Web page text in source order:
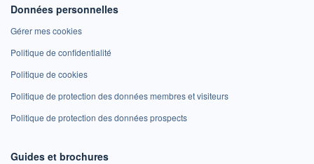
Données personnelles
Gérer mes cookies
Politique de confidentialité
Politique de cookies
Politique de protection des données membres et visiteurs
Politique de protection des données prospects
Guides et brochures